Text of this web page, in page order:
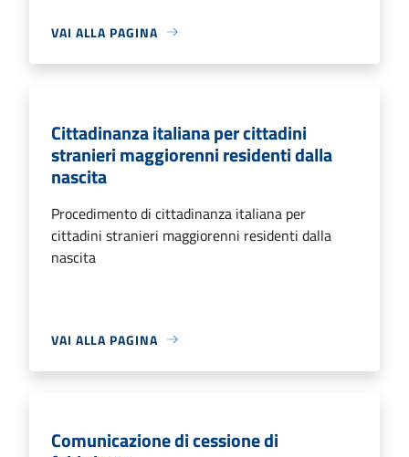
VAI ALLA PAGINA
Cittadinanza italiana per cittadini
stranieri maggiorenni residenti dalla
nascita
Procedimento di cittadinanza italiana per
cittadini stranieri maggiorenni residenti dalla
nascita
VAI ALLA PAGINA
Comunicazione di cessione di